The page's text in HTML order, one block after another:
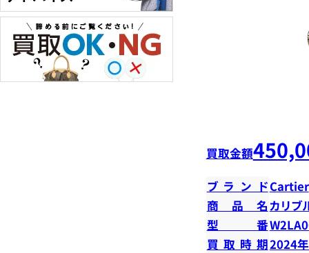
買取金額
ブランドCartier
商品名 カリ
型番
買取時期2024